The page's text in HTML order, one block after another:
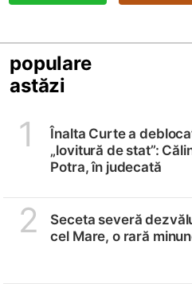
populare
astăzi
1
Înalta Curte a
„lovitură de stat”:
Potra, în judecată
2
Seceta severă
cel Mare, o rară